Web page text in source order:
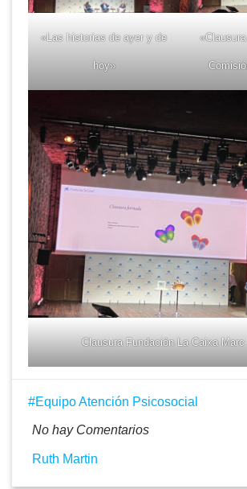
«Las historias de ayer y de
hoy»
Clausura Fundación La Caixa
Equipo Atención Psicosocial
No hay Comentarios
Ruth Martin